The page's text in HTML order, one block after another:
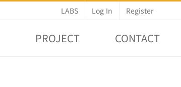
LABS Log In Register
PROJECT CONTACT